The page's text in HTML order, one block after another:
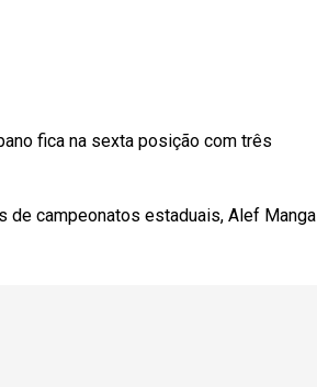
fica na sexta posição com três
de campeonatos estaduais, Alef Manga